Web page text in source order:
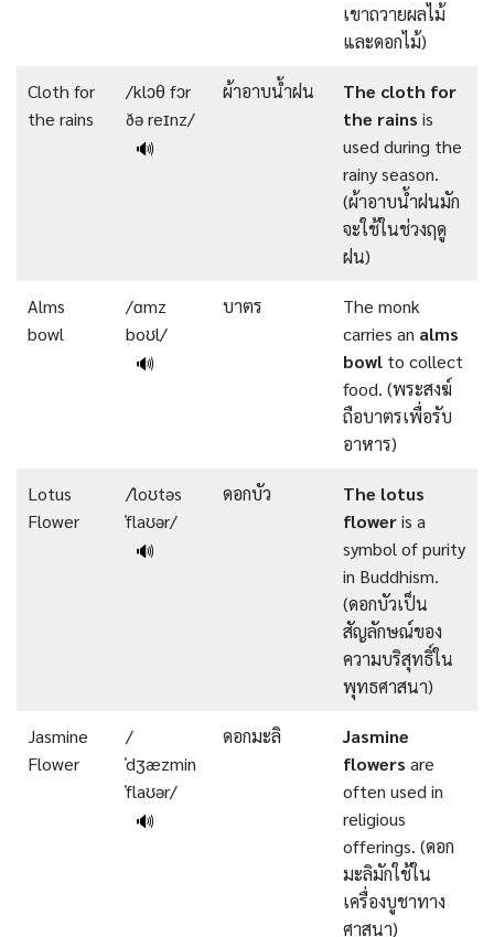
เขาถวายผลไม้
และดอกไม้)
Cloth for
the rains
/klɔθ fɔr
ðə reɪnz/
🔊
ผ้าอาบน้ำฝน The cloth for
the rains is
used during the
rainy season.
(ผ้าอาบน้ำฝนมัก
จะใช้ในช่วงฤดู
ฝน)
Alms
bowl
/ɑmz
boʊl/
🔊
บาตร
The monk
carries an alms
bowl to collect
food. (พระสงฆ์
ถือบาตรเพื่อรับ
อาหาร)
Lotus
Flower
/ˈloʊtəs
ˈflaʊər/
🔊
ดอกบัว The lotus
floweris a
symbol of purity
in Buddhism.
(ดอกบัวเป็น
สัญลักษณ์ของ
ความบริสุทธิ์ใน
พุทธศาสนา)
Jasmine
Flower
/
ˈdʒæzmin
ˈflaʊər/
🔊
ดอกมะลิ
Jasmine
flowers are
often used in
religious
offerings. (ดอก
มะลิมักใช้ใน
เครื่องบูชาทาง
ศาสนา)